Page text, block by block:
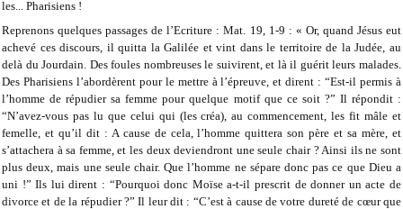
les... Pharisiens !
Reprenons quelques passages de l’Ecriture : Mat. 19, 1-9 : « Or, quand Jésus eut
achevé ces discours, il quitta la Galilée et vint dans le territoire de la Judée, au
delà du Jourdain. Des foules nombreuses le suivirent, et là il guérit leurs malades.
Des Pharisiens l’abordèrent pour le mettre à l’épreuve, et dirent : “Est-il permis à
l’homme de répudier sa femme pour quelque motif que ce soit ?” Il répondit :
“N’avez-vous pas lu que celui qui (les créa), au commencement, les fit mâle et
femelle, et qu’il dit : A cause de cela, l’homme quittera son père et sa mère, et
s’attachera à sa femme, et les deux deviendront une seule chair ? Ainsi ils ne sont
plus deux, mais une seule chair. Que l’homme ne sépare donc pas ce que Dieu a
uni !” Ils lui dirent : “Pourquoi donc Moïse a-t-il prescrit de donner un acte de
divorce et de la répudier ?” Il leur dit : “C’est à cause de votre dureté de cœur que